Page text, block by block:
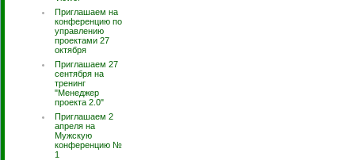
Приглашаем на
конференцию по
управлению
проектами 27
октября
Приглашаем 27
сентября на
тренинг
"Менеджер
проекта 2.0"
Приглашаем 2
апреля на
Мужскую
конференцию №
1